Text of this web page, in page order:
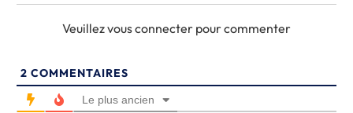
Veuillez vous connecter pour commenter
2 COMMENTAIRES
Le plus ancien